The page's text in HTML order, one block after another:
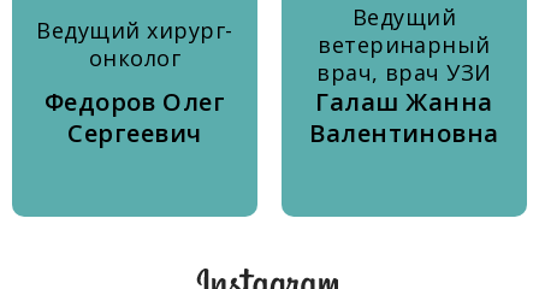
Ведущий хирург-
онколог
Федоров Олег
Сергеевич
Ведущий
ветеринарный
врач, врач УЗИ
Галаш Жанна
Валентиновна